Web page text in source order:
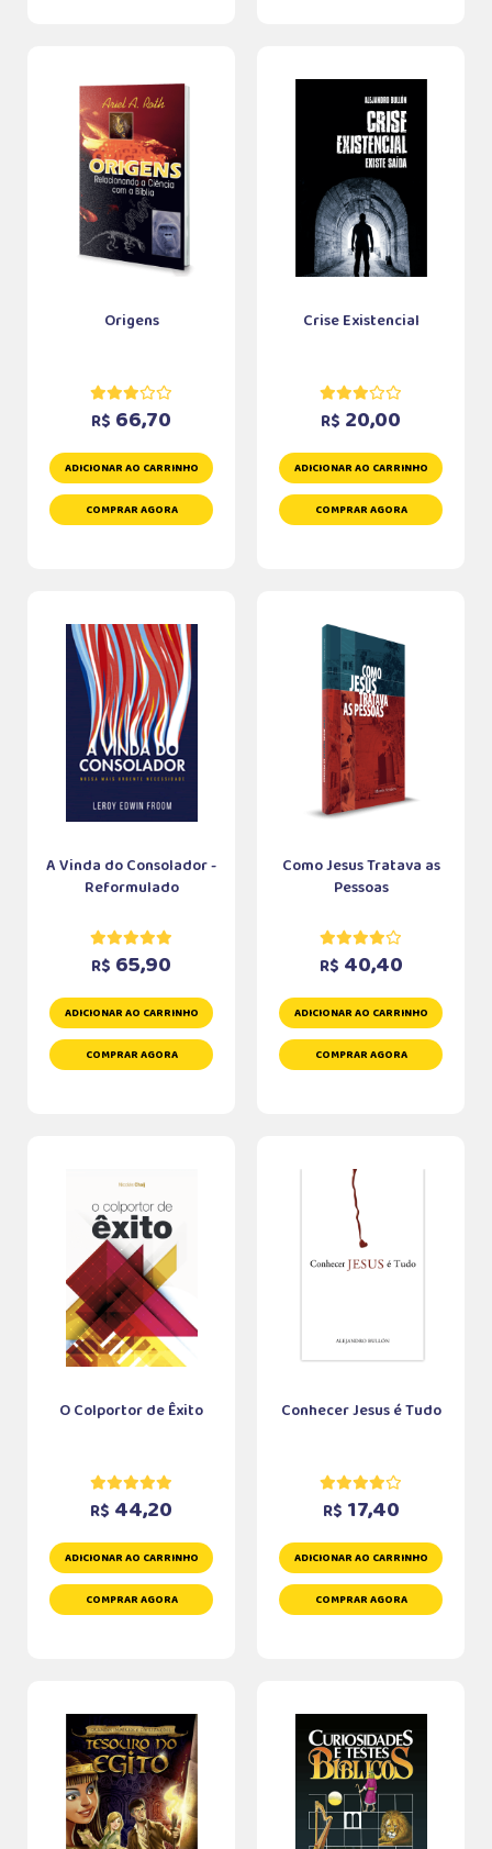
Origens
R$ 66,70
ADICIONAR AO CARRINHO
COMPRAR AGORA
Crise Existencial
R$ 20,00
ADICIONAR AO CARRINHO
COMPRAR AGORA
A Vinda do Consolador -
Reformulado
R$ 65,90
ADICIONAR AO CARRINHO
COMPRAR AGORA
Como Jesus Tratava as
Pessoas
R$ 40,40
ADICIONAR AO CARRINHO
COMPRAR AGORA
O Colportor de Êxito
R$ 44,20
ADICIONAR AO CARRINHO
COMPRAR AGORA
Conhecer Jesus é Tudo
R$ 17,40
ADICIONAR AO CARRINHO
COMPRAR AGORA